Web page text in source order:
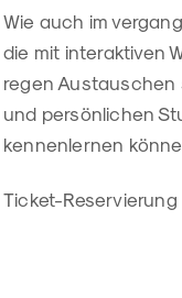
Wie auch im
die mit interaktiven
regen Austauschen
und persönlichen
kennenlernen
Ticket-